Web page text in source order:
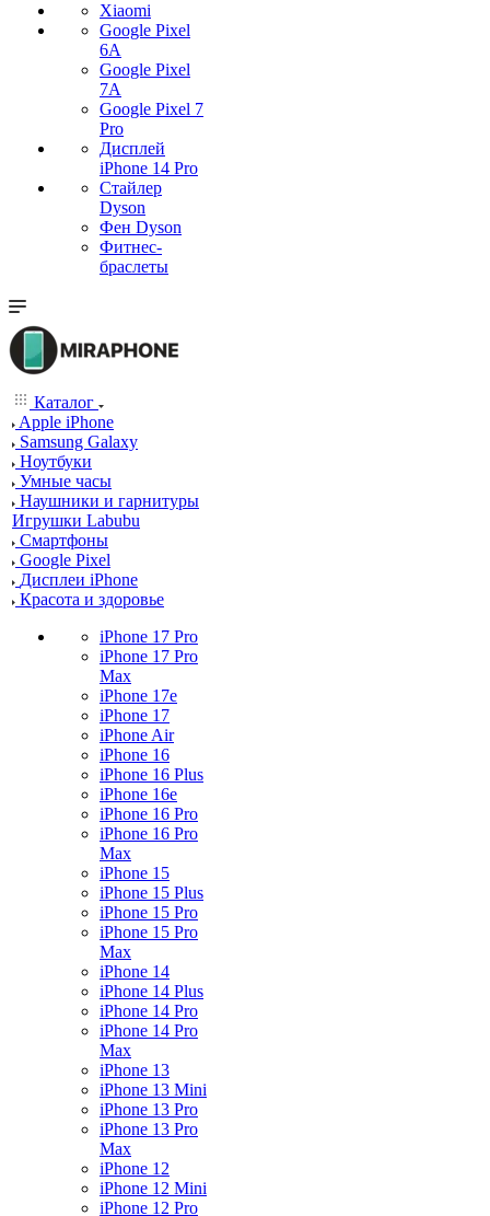
Xiaomi
Google Pixel
6A
Google Pixel
7А
Google Pixel 7
Pro
Дисплей
iPhone 14 Pro
Стайлер
Dyson
Фен Dyson
Фитнес-
браслеты
Каталог
Apple iPhone
Samsung Galaxy
Ноутбуки
Умные часы
Наушники и гарнитуры
Игрушки Labubu
Смартфоны
Google Pixel
Дисплеи iPhone
Красота и здоровье
iPhone 17 Pro
iPhone 17 Pro
Max
iPhone 17e
iPhone 17
iPhone Air
iPhone 16
iPhone 16 Plus
iPhone 16e
iPhone 16 Pro
iPhone 16 Pro
Max
iPhone 15
iPhone 15 Plus
iPhone 15 Pro
iPhone 15 Pro
Max
iPhone 14
iPhone 14 Plus
iPhone 14 Pro
iPhone 14 Pro
Max
iPhone 13
iPhone 13 Mini
iPhone 13 Pro
iPhone 13 Pro
Max
iPhone 12
iPhone 12 Mini
iPhone 12 Pro